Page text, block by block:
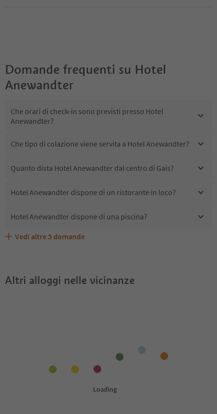
Domande frequenti su Hotel
Anewandter
Che orari di check-in sono previsti presso Hotel
Anewandter?
Che tipo di colazione viene servita a Hotel Anewandter?
Quanto dista Hotel Anewandter dal centro di Gais?
Hotel Anewandter dispone di un ristorante in loco?
Hotel Anewandter dispone di una piscina?
Hotel Anewandter accetta animali domestici?
Quali servizi/attività sono disponibili presso Hotel
Gli ospiti di Hotel Anewandter ricevono l'Alto Adige Guest
Vedi altre 3 domande
Altri alloggi nelle vicinanze